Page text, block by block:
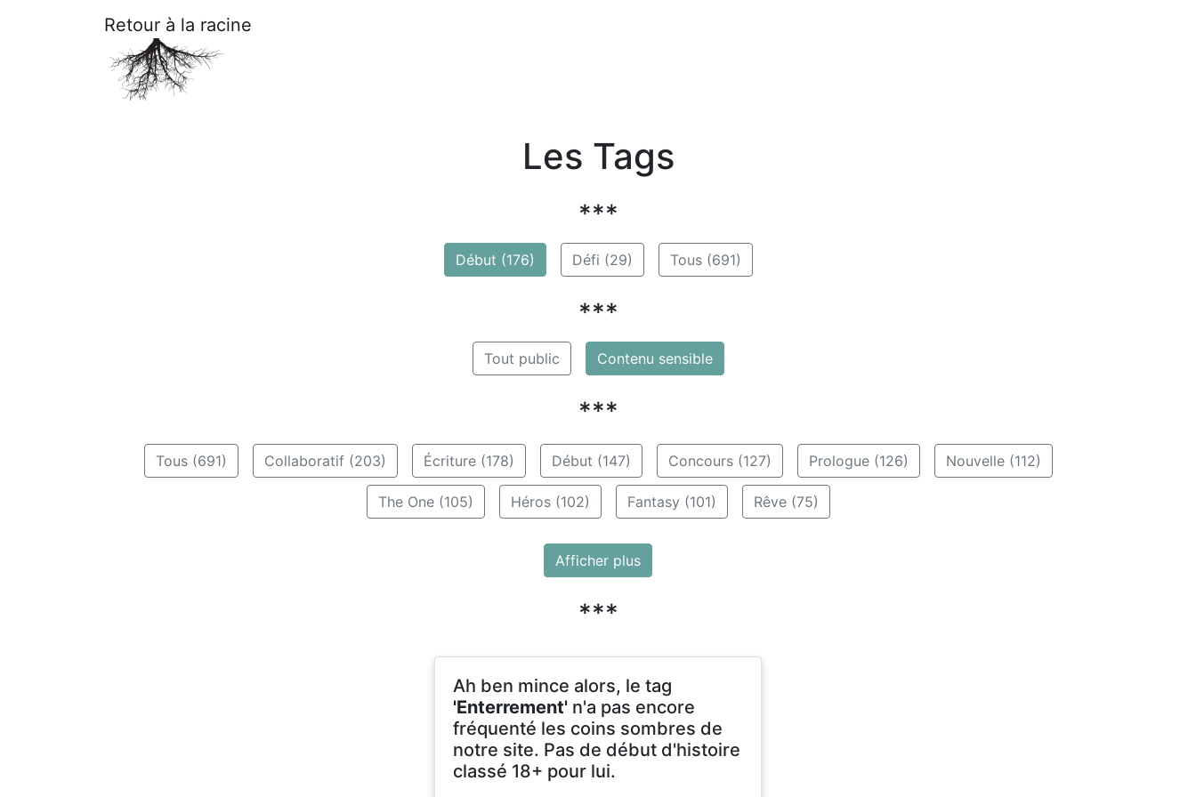
Retour à la racine
Les Tags
***
Début (176) Défi (29) Tous (691)
***
Tout public Contenu sensible
***
Tous (691) Collaboratif (203) Écriture (178) Début (147) Concours (127) Prologue (126) Nouvelle (112)
The One (105) Héros (102) Fantasy (101) Rêve (75)
Afficher plus
***
Ah ben mince alors, le tag
'Enterrement' n'a pas encore
fréquenté les coins sombres de
notre site. Pas de début d'histoire
classé 18+ pour lui.